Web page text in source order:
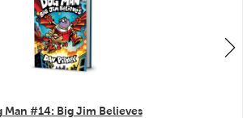
Man #14: Big Jim Believes